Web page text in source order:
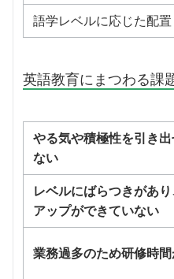
語学レベルに応じた配置
英語教育にまつわる課
やる気や積極性を引き
ない
レベルにばらつきがあ
アップができていない
業務過多のため研修時